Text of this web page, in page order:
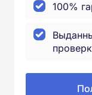
100%